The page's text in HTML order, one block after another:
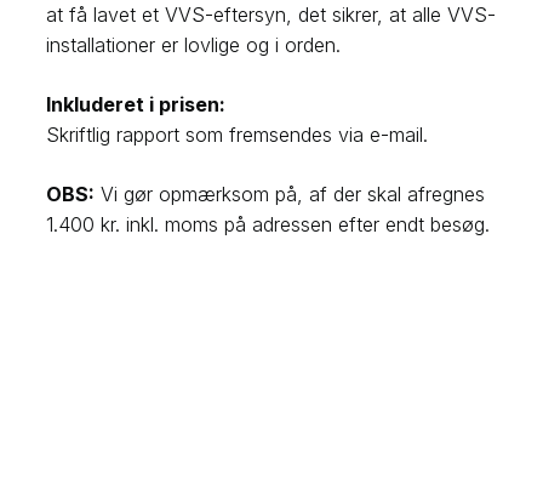
at få lavet et VVS-eftersyn, det sikrer, at alle VVS-
installationer er lovlige og i orden.
Inkluderet i prisen:
Skriftlig rapport som fremsendes via e-mail.
OBS: Vi gør opmærksom på, af der skal afregnes
1.400 kr. inkl. moms på adressen efter endt besøg.